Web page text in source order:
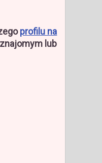
profilu na
lub